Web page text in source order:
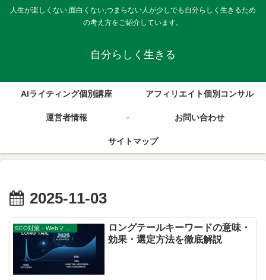
人生が楽しくない,面白くない,つまらない人が少しでも自分らしく生きるため
の考え方をご紹介しています。
自分らしく生きる
AIライティング個別講座 アフィリエイト個別コンサル
運営者情報 お問い合わせ
サイトマップ
2025-11-03
ロングテールキーワードの意味・
効果・選定方法を徹底解説